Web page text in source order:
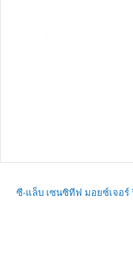
ซี-แล็บ เซนซิทีฟ มอยซ์เจอร์